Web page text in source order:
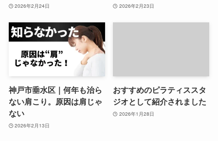
2026年2月24日 2026年2月23日
神戸市垂水区｜何年も治ら
ない肩こり。原因は肩じゃ
ない
2026年2月13日
おすすめのピラティススタ
ジオとして紹介されました
2026年1月28日